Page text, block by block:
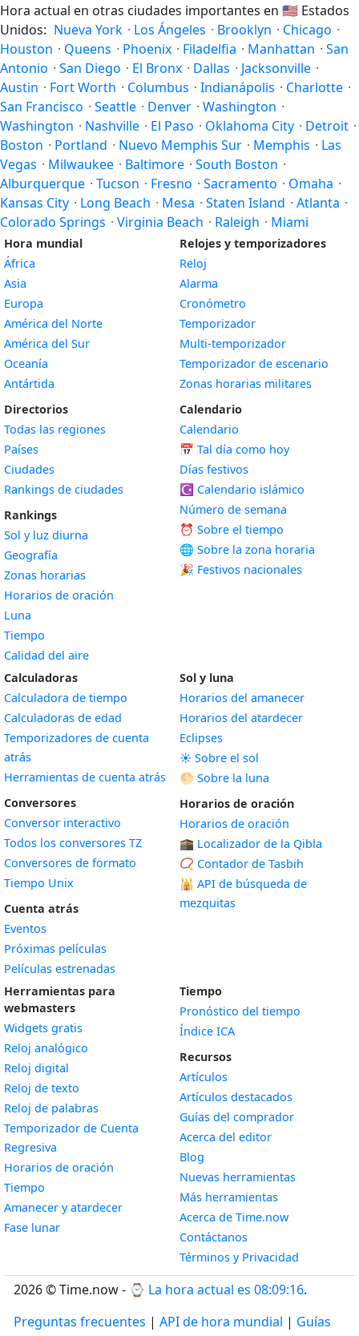
Hora actual en otras ciudades importantes en 🇺🇸 Estados
Unidos: Nueva York · Los Ángeles · Brooklyn · Chicago ·
Houston · Queens · Phoenix · Filadelfia · Manhattan · San
Antonio · San Diego · El Bronx · Dallas · Jacksonville ·
Austin · Fort Worth · Columbus · Indianápolis · Charlotte ·
San Francisco · Seattle · Denver · Washington ·
Washington · Nashville · El Paso · Oklahoma City · Detroit ·
Boston · Portland · Nuevo Memphis Sur · Memphis · Las
Vegas · Milwaukee · Baltimore · South Boston ·
Alburquerque · Tucson · Fresno · Sacramento · Omaha ·
Kansas City · Long Beach · Mesa · Staten Island · Atlanta ·
Colorado Springs · Virginia Beach · Raleigh · Miami
Hora mundial
África
Asia
Europa
América del Norte
América del Sur
Oceanía
Antártida
Directorios
Todas las regiones
Países
Ciudades
Rankings de ciudades
Rankings
Sol y luz diurna
Geografía
Zonas horarias
Horarios de oración
Luna
Tiempo
Calidad del aire
Relojes y temporizadores
Reloj
Alarma
Cronómetro
Temporizador
Multi-temporizador
Temporizador de escenario
Zonas horarias militares
Calendario
Calendario
📅 Tal día como hoy
Días festivos
☪️ Calendario islámico
Número de semana
⏰ Sobre el tiempo
🌐 Sobre la zona horaria
🎉 Festivos nacionales
Calculadoras
Calculadora de tiempo
Calculadoras de edad
Temporizadores de cuenta
atrás
Herramientas de cuenta atrás
Conversores
Conversor interactivo
Todos los conversores TZ
Conversores de formato
Tiempo Unix
Cuenta atrás
Eventos
Próximas películas
Películas estrenadas
Sol y luna
Horarios del amanecer
Horarios del atardecer
Eclipses
☀️ Sobre el sol
🌕 Sobre la luna
Horarios de oración
Horarios de oración
🕋 Localizador de la Qibla
📿 Contador de Tasbih
🕌 API de búsqueda de
mezquitas
Herramientas para
webmasters
Widgets gratis
Reloj analógico
Reloj digital
Reloj de texto
Reloj de palabras
Temporizador de Cuenta
Regresiva
Horarios de oración
Tiempo
Amanecer y atardecerWidget
Fase lunarWidget
Tiempo
Pronóstico del tiempo
Índice ICA
Recursos
Artículos
Artículos destacados
Guías del comprador
Acerca del editor
Blog
Nuevas herramientas
Más herramientas
Acerca de Time.now
Contáctanos
Términos y Privacidad
2026 © Time.now - ⌚ La hora actual es 08:09:17.
Preguntas frecuentes | API de hora mundial | Guías